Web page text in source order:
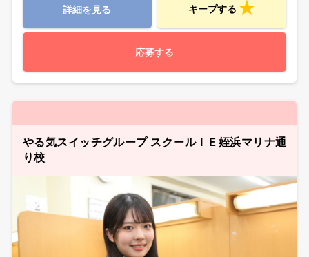
詳細を見る キープする
応募する
やる気スイッチグループ スクールＩＥ姪浜マリナ通
り校